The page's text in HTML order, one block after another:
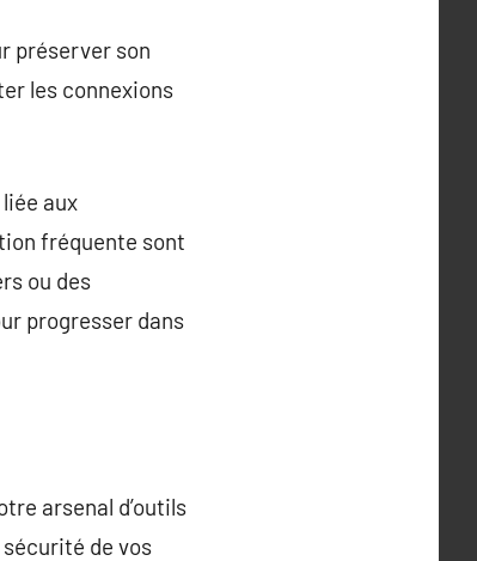
préserver son
les connexions
aux
fréquente sont
ou des
progresser dans
arsenal d’outils
de vos